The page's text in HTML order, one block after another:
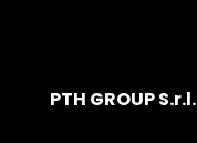
PTH GROUP S.r.l.